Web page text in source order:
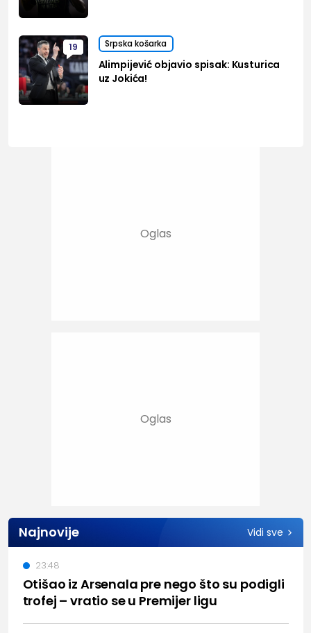
19 Srpska košarka
Alimpijević objavio spisak: Kusturica
uz Jokića!
Najnovije Vidi sve
Otišao iz Arsenala pre nego što su podigli
trofej – vratio se u Premijer ligu
23:48